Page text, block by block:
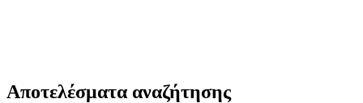
Αποτελέσματα αναζήτησης